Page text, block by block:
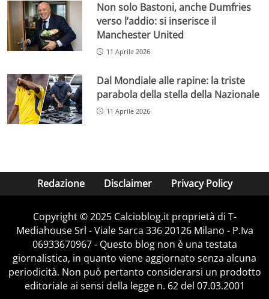
Non solo Bastoni, anche Dumfries
verso l’addio: si inserisce il
Manchester United
11 Aprile 2026
Dal Mondiale alle rapine: la triste
parabola della stella della Nazionale
11 Aprile 2026
Redazione Disclaimer Privacy Policy
Copyright © 2025 Calcioblog.it proprietà di T-
Mediahouse Srl - Viale Sarca 336 20126 Milano - P.Iva
06933670967 - Questo blog non è una testata
giornalistica, in quanto viene aggiornato senza alcuna
periodicità. Non può pertanto considerarsi un prodotto
editoriale ai sensi della legge n. 62 del 07.03.2001